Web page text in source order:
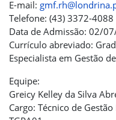
E-mail:
Telefone: (43) 3372-4088
Data de Admissão: 02/
Currículo abreviado:
Especialista em Gestão
Equipe:
Greicy Kelley da Silva
Cargo: Técnico de